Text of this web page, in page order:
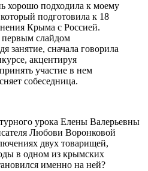
хорошо подходила к моему
подготовила к 18
Крыма с Россией.
первым слайдом
занятие, сначала говорила
акцентируя
участие в нем
собеседница.
урока Елены Валерьевны
Любови Воронковой
двух товарищей,
в одном из крымских
именно на ней?